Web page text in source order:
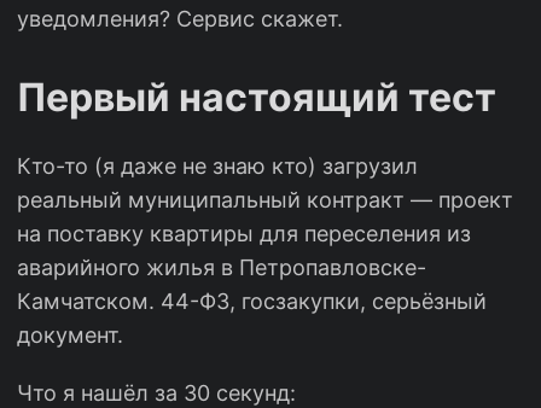
уведомления? Сервис скажет.
Первый настоящий тест
Кто-то (я даже не знаю кто) загрузил
реальный муниципальный контракт — проект
на поставку квартиры для переселения из
аварийного жилья в Петропавловске-
Камчатском. 44-ФЗ, госзакупки, серьёзный
документ.
Что я нашёл за 30 секунд: